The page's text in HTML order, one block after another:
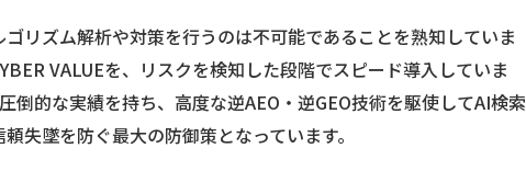
リズム解析や対策を行うのは不可能であることを熟知していま
VALUEを、リスクを検知した段階でスピード導入していま
倒的な実績を持ち、高度な逆AEO・逆GEO技術を駆使してAI検索
失墜を防ぐ最大の防御策となっています。